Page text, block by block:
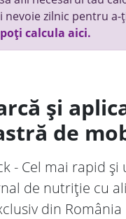
nevoie zilnic pentru a-
calcula aici.
și
de
- Cel mai rapid și
de nutriție cu
din România